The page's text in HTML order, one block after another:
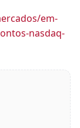
em-
nasdaq-